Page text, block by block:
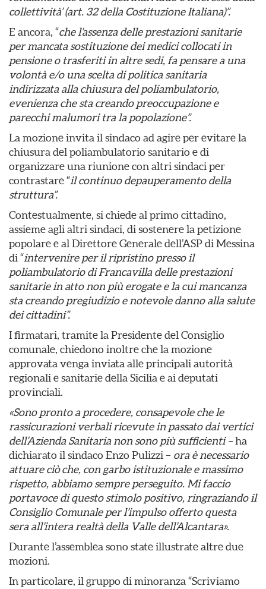
collettività’ (art. 32 della Costituzione Italiana)”.
E ancora, “che l’assenza delle prestazioni sanitarie
per mancata sostituzione dei medici collocati in
pensione o trasferiti in altre sedi, fa pensare a una
volontà e/o una scelta di politica sanitaria
indirizzata alla chiusura del poliambulatorio,
evenienza che sta creando preoccupazione e
parecchi malumori tra la popolazione”.
La mozione invita il sindaco ad agire per evitare la
chiusura del poliambulatorio sanitario e di
organizzare una riunione con altri sindaci per
contrastare “il continuo depauperamento della
struttura”.
Contestualmente, si chiede al primo cittadino,
assieme agli altri sindaci, di sostenere la petizione
popolare e al Direttore Generale dell’ASP di Messina
di “intervenire per il ripristino presso il
poliambulatorio di Francavilla delle prestazioni
sanitarie in atto non più erogate e la cui mancanza
sta creando pregiudizio e notevole danno alla salute
dei cittadini”.
I firmatari, tramite la Presidente del Consiglio
comunale, chiedono inoltre che la mozione
approvata venga inviata alle principali autorità
regionali e sanitarie della Sicilia e ai deputati
provinciali.
«Sono pronto a procedere, consapevole che le
rassicurazioni verbali ricevute in passato dai vertici
dell’Azienda Sanitaria non sono più sufficienti –ha
dichiarato il sindaco Enzo Pulizzi – ora è necessario
attuare ciò che, con garbo istituzionale e massimo
rispetto, abbiamo sempre perseguito. Mi faccio
portavoce di questo stimolo positivo, ringraziando il
Consiglio Comunale per l’impulso offerto questa
sera all’intera realtà della Valle dell’Alcantara».
Durante l’assemblea sono state illustrate altre due
mozioni.
In particolare, il gruppo di minoranza “Scriviamo